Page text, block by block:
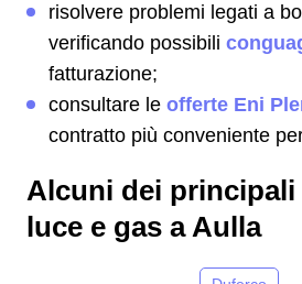
risolvere problemi legati a
verificando possibili
fatturazione;
consultare le offerte Eni
contratto più conveniente
Alcuni dei
luce e gas a Aulla